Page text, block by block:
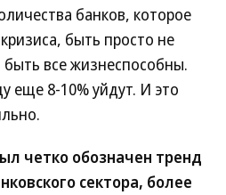
банков, которое
быть просто не
все жизнеспособны.
еще 8-10% уйдут. И это
четко обозначен тренд
сектора, более